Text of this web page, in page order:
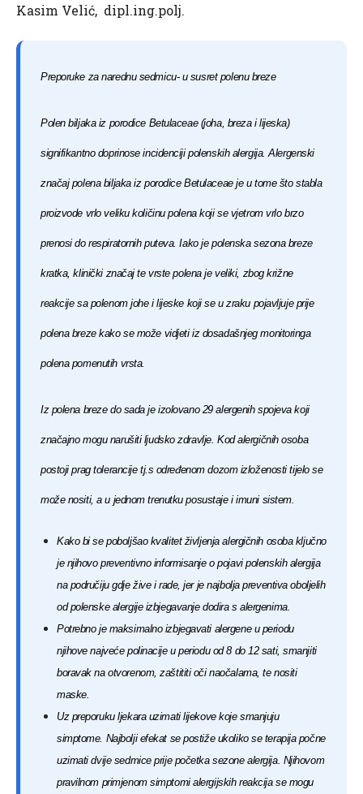
Kasim Velić, dipl.ing.polj.
Preporuke za narednu sedmicu- u susret polenu breze
Polen biljaka iz porodice Betulaceae (joha, breza i lijeska)
signifikantno doprinose incidenciji polenskih alergija. Alergenski
značaj polena biljaka iz porodice Betulaceae je u tome što stabla
proizvode vrlo veliku količinu polena koji se vjetrom vrlo brzo
prenosi do respiratornih puteva. Iako je polenska sezona breze
kratka, klinički značaj te vrste polena je veliki, zbog križne
reakcije sa polenom johe i lijeske koji se u zraku pojavljuje prije
polena breze kako se može vidjeti iz dosadašnjeg monitoringa
polena pomenutih vrsta.
Iz polena breze do sada je izolovano 29 alergenih spojeva koji
značajno mogu narušiti ljudsko zdravlje. Kod alergičnih osoba
postoji prag tolerancije tj.s određenom dozom izloženosti tijelo se
može nositi, a u jednom trenutku posustaje i imuni sistem.
Kako bi se poboljšao kvalitet življenja alergičnih osoba ključno
je njihovo preventivno informisanje o pojavi polenskih alergija
na područiju gdje žive i rade, jer je najbolja preventiva oboljelih
od polenske alergije izbjegavanje dodira s alergenima.
Potrebno je maksimalno izbjegavati alergene u periodu
njihove najveće polinacije u periodu od 8 do 12 sati, smanjiti
boravak na otvorenom, zaštititi oči naočalama, te nositi
maske.
Uz preporuku ljekara uzimati lijekove koje smanjuju
simptome. Najbolji efekat se postiže ukoliko se terapija počne
uzimati dvije sedmice prije početka sezone alergija. Njihovom
pravilnom primjenom simptomi alergijskih reakcija se mogu